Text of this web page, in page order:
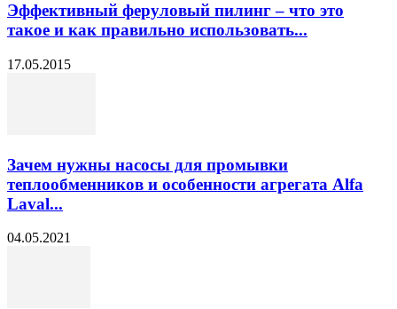
Эффективный феруловый пилинг – что это
такое и как правильно использовать...
17.05.2015
Зачем нужны насосы для промывки
теплообменников и особенности агрегата Alfa
Laval...
04.05.2021